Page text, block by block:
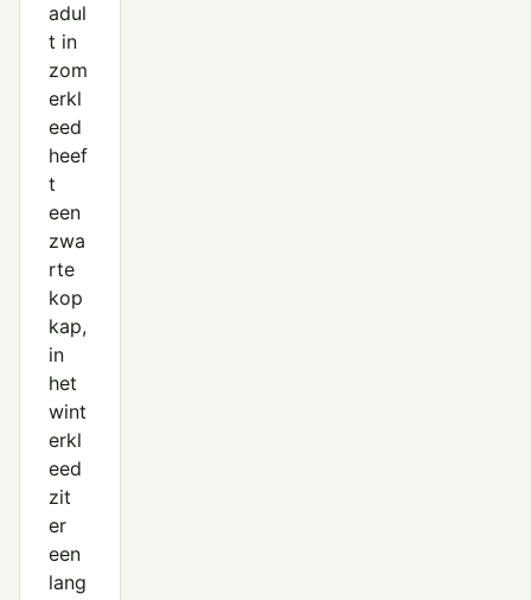
adul
t in
zom
erkl
eed
heef
t
een
zwa
rte
kop
kap,
in
het
wint
erkl
eed
zit
er
een
lang